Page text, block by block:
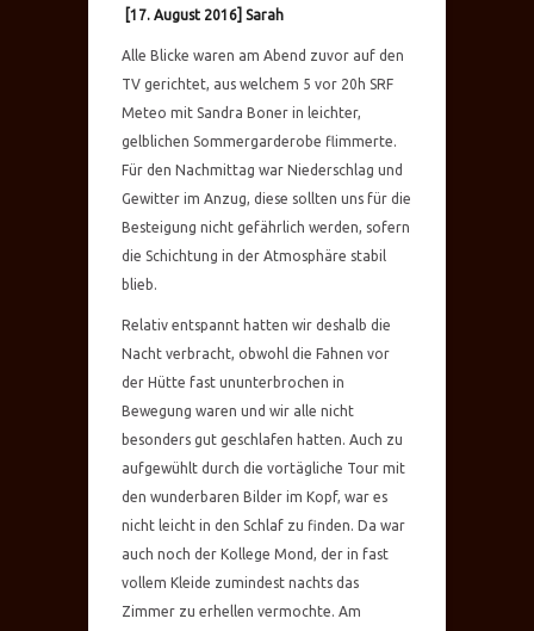
[17. August 2016] Sarah
Alle Blicke waren am Abend zuvor auf den
TV gerichtet, aus welchem 5 vor 20h SRF
Meteo mit Sandra Boner in leichter,
gelblichen Sommergarderobe flimmerte.
Für den Nachmittag war Niederschlag und
Gewitter im Anzug, diese sollten uns für die
Besteigung nicht gefährlich werden, sofern
die Schichtung in der Atmosphäre stabil
blieb.
Relativ entspannt hatten wir deshalb die
Nacht verbracht, obwohl die Fahnen vor
der Hütte fast ununterbrochen in
Bewegung waren und wir alle nicht
besonders gut geschlafen hatten. Auch zu
aufgewühlt durch die vortägliche Tour mit
den wunderbaren Bilder im Kopf, war es
nicht leicht in den Schlaf zu finden. Da war
auch noch der Kollege Mond, der in fast
vollem Kleide zumindest nachts das
Zimmer zu erhellen vermochte. Am